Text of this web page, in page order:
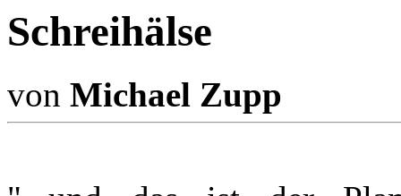
Schreihälse
von Michael Zupp